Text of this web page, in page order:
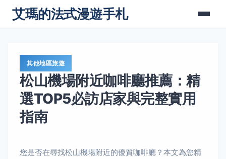
艾瑪的法式漫遊手札
其他地區旅遊
松山機場附近咖啡廳推薦：精
選TOP5必訪店家與完整實用
指南
您是否在尋找松山機場附近的優質咖啡廳？本文為您精